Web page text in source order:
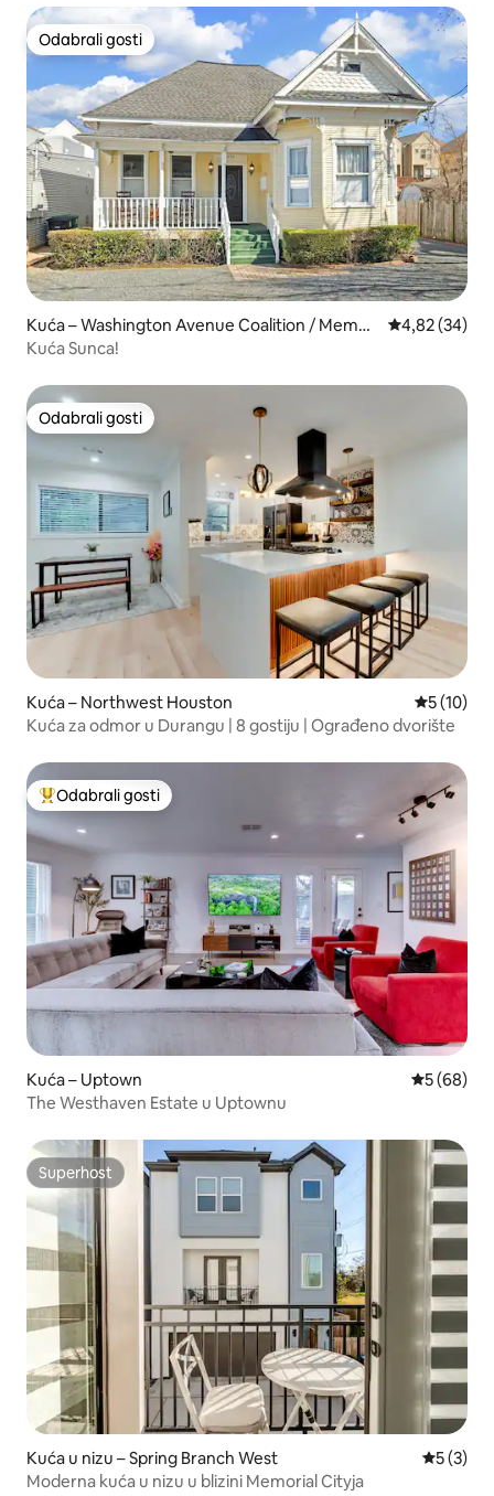
Odabrali gosti
Odabrali gosti
Kuća – Washington Avenue Coalition / Memori
al Park
Prosječna
4,82 (34)
Kuća Sunca!
Odabrali gosti
Odabrali gosti
Kuća – Northwest Houston Prosječna
5 (10)
Kuća za odmor u Durangu | 8 gostiju | Ograđeno dvorište
Među najviše rangiranima s oznakom „Odabrali gosti”
Odabrali gosti
Kuća – Uptown Prosječna
5 (68)
The Westhaven Estate u Uptownu
Superhost
Superhost
Kuća u nizu – Spring Branch West
5 (3)
Moderna kuća u nizu u blizini Memorial Cityja